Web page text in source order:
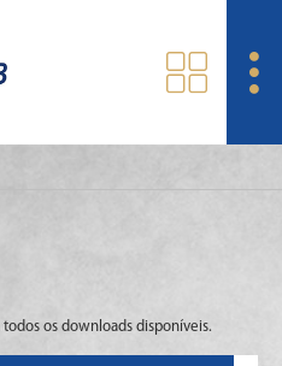
os downloads disponíveis.